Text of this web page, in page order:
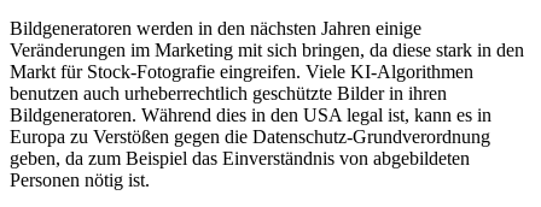
Bildgeneratoren werden in den nächsten Jahren einige
Veränderungen im Marketing mit sich bringen, da diese stark in den
Markt für Stock-Fotografie eingreifen. Viele KI-Algorithmen
benutzen auch urheberrechtlich geschützte Bilder in ihren
Bildgeneratoren. Während dies in den USA legal ist, kann es in
Europa zu Verstößen gegen die Datenschutz-Grundverordnung
geben, da zum Beispiel das Einverständnis von abgebildeten
Personen nötig ist.